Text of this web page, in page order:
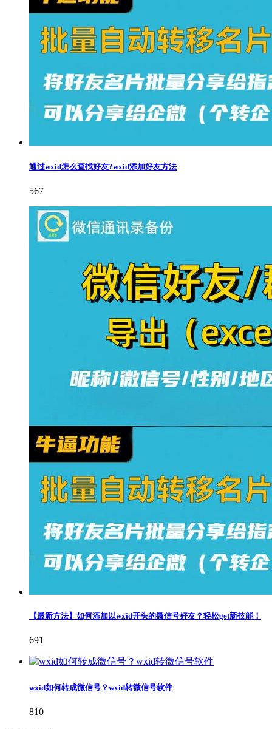
通过wxid怎么查找好友?wxid添加好友方法
567
【最新方法】如何添加以wxid开头的微信号好友？轻松get新技能！
691
wxid如何转成微信号？wxid转微信号软件
810